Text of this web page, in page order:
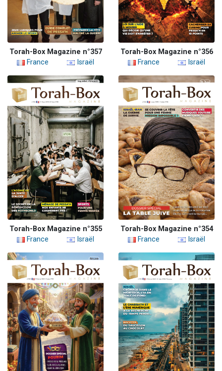
Torah-Box Magazine n°357
France
Israël
Torah-Box Magazine n°356
France
Israël
Torah-Box Magazine n°355
France
Israël
Torah-Box Magazine n°354
France
Israël